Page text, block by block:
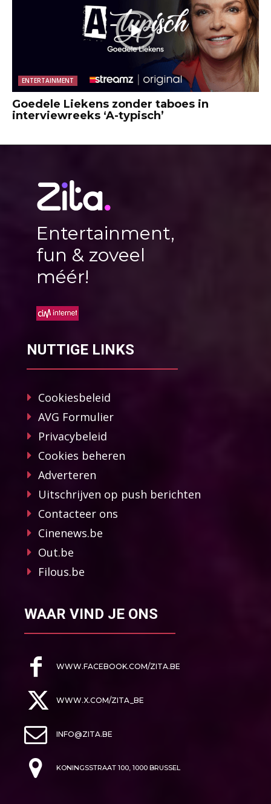
ENTERTAINMENT
Goedele Liekens zonder taboes in
interviewreeks ‘A-typisch’
Entertainment,
fun & zoveel
méér!
NUTTIGE LINKS
Cookiesbeleid
AVG Formulier
Privacybeleid
Cookies beheren
Adverteren
Uitschrijven op push berichten
Contacteer ons
Cinenews.be
Out.be
Filous.be
WAAR VIND JE ONS
WWW.FACEBOOK.COM/ZITA.BE
WWW.X.COM/ZITA_BE
INFO@ZITA.BE
KONINGSSTRAAT 100, 1000 BRUSSEL